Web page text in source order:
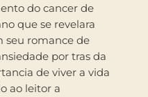
do cancer de
que se revelara
seu romance de
por tras da
de viver a vida
ao leitor a